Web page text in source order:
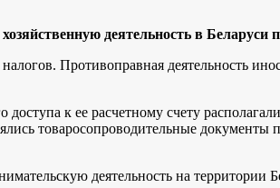
деятельность в
Противоправная деятельность
к ее расчетному счету
товаросопроводительные документы
деятельность на